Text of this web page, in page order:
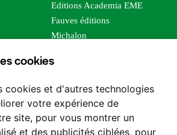
cookies
cookies et d'autres technologies
votre expérience de
site, pour vous montrer un
et des publicités ciblées, pour
Editions Academia EME
Fauves éditions
Michalon
Editions Sutton
Les impliqués
Tous les éditeurs